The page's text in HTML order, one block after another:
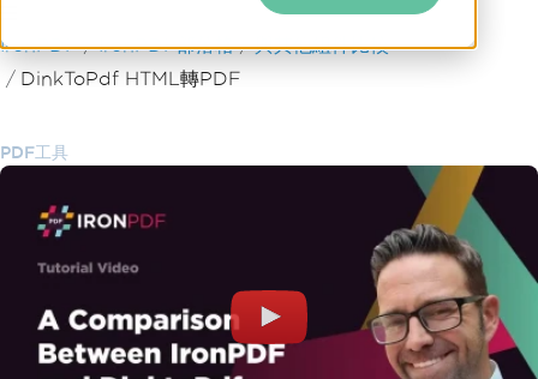
跳至頁尾內容
IronPDF IronPDF部落格
與其他組件比較
DinkToPdf HTML轉PDF
PDF工具